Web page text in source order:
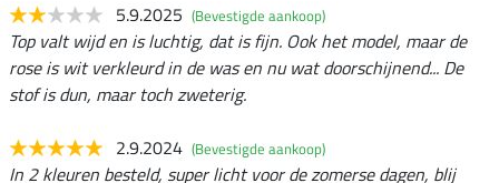
5.9.2025 (Bevestigde aankoop)
Top valt wijd en is luchtig, dat is fijn. Ook het model, maar de
rose is wit verkleurd in de was en nu wat doorschijnend... De
stof is dun, maar toch zweterig.
2.9.2024 (Bevestigde aankoop)
In 2 kleuren besteld, super licht voor de zomerse dagen, blij